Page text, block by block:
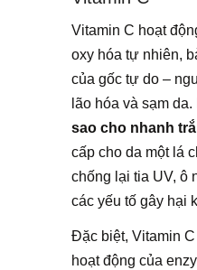
Vitamin C hoạt
oxy hóa tự nhiên,
của gốc tự do –
lão hóa và sạm da.
sao cho nhanh
cấp cho da một lá
chống lại tia UV, ô
các yếu tố gây hại
Đặc biệt, Vitamin
hoạt động của